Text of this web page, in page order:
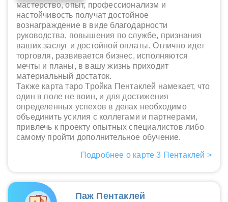
мастерство, опыт, профессионализм и
настойчивость получат достойное
вознаграждение в виде благодарности
руководства, повышения по службе, признания
ваших заслуг и достойной оплаты. Отлично идет
торговля, развивается бизнес, исполняются
мечты и планы, в вашу жизнь приходит
материальный достаток.
Также карта таро Тройка Пентаклей намекает, что
один в поле не воин, и для достижения
определенных успехов в делах необходимо
объединить усилия с коллегами и партнерами,
привлечь к проекту опытных специалистов либо
самому пройти дополнительное обучение.
Подробнее о карте 3 Пентаклей >
Паж Пентаклей